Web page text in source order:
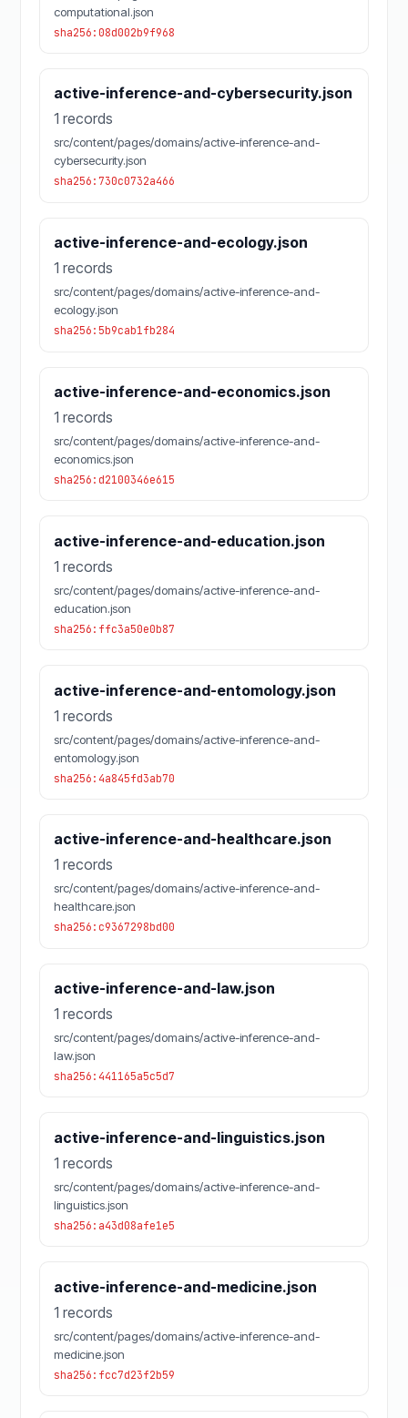
computational.json
sha256:08d002b9f968
active-inference-and-cybersecurity.json
1 records
src/content/pages/domains/active-inference-and-
cybersecurity.json
sha256:730c0732a466
active-inference-and-ecology.json
1 records
src/content/pages/domains/active-inference-and-
ecology.json
sha256:5b9cab1fb284
active-inference-and-economics.json
1 records
src/content/pages/domains/active-inference-and-
economics.json
sha256:d2100346e615
active-inference-and-education.json
1 records
src/content/pages/domains/active-inference-and-
education.json
sha256:ffc3a50e0b87
active-inference-and-entomology.json
1 records
src/content/pages/domains/active-inference-and-
entomology.json
sha256:4a845fd3ab70
active-inference-and-healthcare.json
1 records
src/content/pages/domains/active-inference-and-
healthcare.json
sha256:c9367298bd00
active-inference-and-law.json
1 records
src/content/pages/domains/active-inference-and-
law.json
sha256:441165a5c5d7
active-inference-and-linguistics.json
1 records
src/content/pages/domains/active-inference-and-
linguistics.json
sha256:a43d08afe1e5
active-inference-and-medicine.json
1 records
src/content/pages/domains/active-inference-and-
medicine.json
sha256:fcc7d23f2b59